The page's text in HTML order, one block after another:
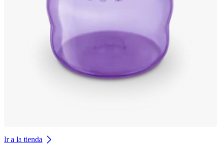
Ir a la tienda